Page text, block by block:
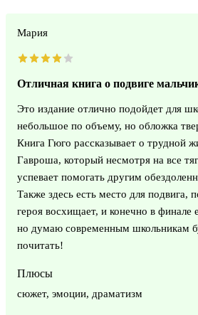
Мария
Отличная книга о подвиге
Это издание отлично подойдет для
небольшое по объему, но обложка
Книга Гюго рассказывает о трудной
Гавроша, который несмотря на все
успевает помогать другим
Также здесь есть место для подвига,
героя восхищает, и конечно в финале
но думаю современным школьникам
почитать!
Плюсы
сюжет, эмоции, драматизм